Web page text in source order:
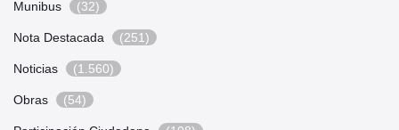
Munibus (32)
Nota Destacada (251)
Noticias (1.560)
Obras (54)